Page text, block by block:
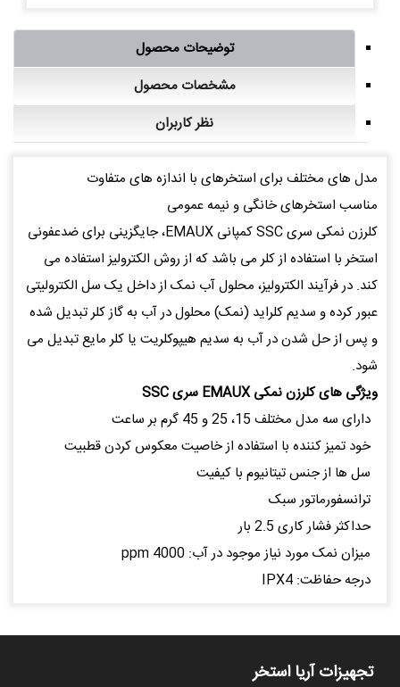
توضیحات محصول
مشخصات محصول
نظر کاربران
مدل های مختلف برای استخرهای با اندازه های متفاوت
مناسب استخرهای خانگی و نیمه عمومی
کلرزن نمکی سری SSC کمپانی EMAUX، جایگزینی برای ضدعفونی
استخر با استفاده از کلر می باشد که از روش الکترولیز استفاده می
کند. در فرآیند الکترولیز، محلول آب نمک از داخل یک سل الکترولیتی
عبور کرده و سدیم کلراید (نمک) محلول در آب به گاز کلر تبدیل شده
و پس از حل شدن در آب به سدیم هیپوکلریت یا کلر مایع تبدیل می
شود.
ویژگی های کلرزن نمکی EMAUX سری SSC
دارای سه مدل مختلف 15، 25 و 45 گرم بر ساعت
خود تمیز کننده با استفاده از خاصیت معکوس کردن قطبیت
سل ها از جنس تیتانیوم با کیفیت
ترانسفورماتور سبک
حداکثر فشار کاری 2.5 بار
میزان نمک مورد نیاز موجود در آب: 4000 ppm
درجه حفاظت: IPX4
تجهیزات آریا استخر